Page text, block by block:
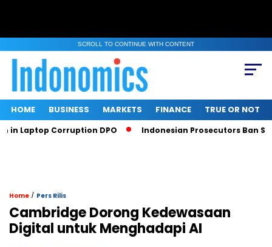
SCROLL TO CONTINUE WITH CONTENT
HOME BUSINESS MARKETS FINANCE TRUE OR NOT
Corruption DPO Indonesian Prosecutors Ban Sritex
Home / Pers Rilis
Cambridge Dorong Kedewasaan
Digital untuk Menghadapi AI